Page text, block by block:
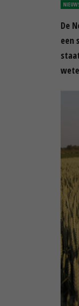
De
een